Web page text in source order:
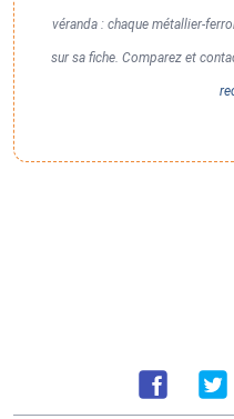
véranda : chaque métallier-
sur sa fiche. Comparez et